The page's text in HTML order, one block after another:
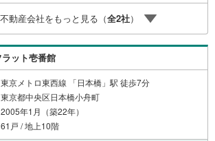
ですがご一報ください。◆物件のご案内は◆弊
社、お客様宅へのお迎え・最寄駅での待ち合わ
辺のコンビニ等でお待ち合わせなど、ご希望を
さい。ご希望条件をお伝え頂けましたら、ご見
以外の資料も用意して参ります。もちろん他の
てご案内させていただきます。
動産会社をもっと見る（全2社）
ット壱番館
東京メトロ東西線 「日本橋」駅 徒歩7分
東京都中央区日本橋小舟町
2005年1月（築22年）
61戸 / 地上10階